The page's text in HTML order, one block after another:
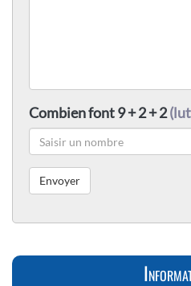
Combien font 9 + 2 + 2